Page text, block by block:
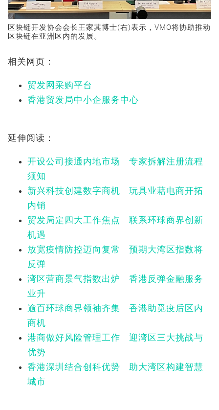
区块链开发协会会长王家其博士(右)表示，VMO将协助推动
区块链在亚洲区内的发展。
相关网页：
贸发网采购平台
香港贸发局中小企服务中心
延伸阅读：
开设公司接通内地市场 专家拆解注册流程
须知
新兴科技创建数字商机 玩具业藉电商开拓
内销
贸发局定四大工作焦点 联系环球商界创新
机遇
放宽疫情防控迈向复常 预期大湾区指数将
反弹
湾区营商景气指数出炉 香港反弹金融服务
业升
逾百环球商界领袖齐集 香港助觅疫后区内
商机
港商做好风险管理工作 迎湾区三大挑战与
优势
香港深圳结合创科优势 助大湾区构建智慧
城市